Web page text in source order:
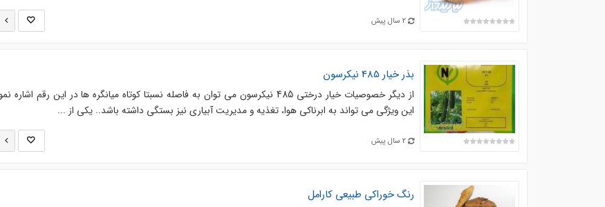
2 سال پیش
بذر خیار 485 نیکرسون
از دیگر خصوصیات خیار درختی 485 نیکرسون می توان به فاصله نسبتا کوتاه میانگره ها در این رقم
این ویژگی می تواند به ابرناکی هوا، تغذیه و مدیریت آبیاری نیز بستگی داشته باشد.. یکی از ...
2 سال پیش
رنگ خوراکی طبیعی کارامل